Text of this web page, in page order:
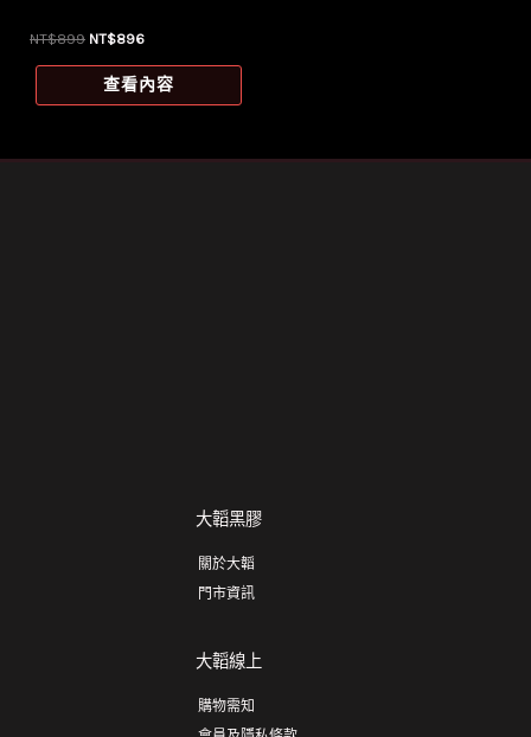
NT$899 原
格：
NT$896目
價
格：
查看內容
大韜黑膠
關於大韜
門市資訊
大韜線上
購物需知